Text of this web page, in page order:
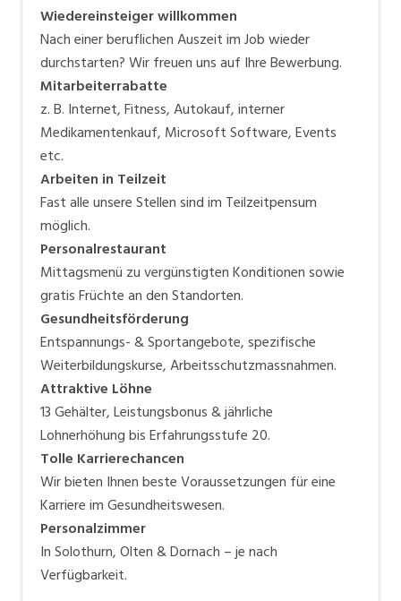
Wiedereinsteiger willkommen
Nach einer beruflichen Auszeit im Job wieder
durchstarten? Wir freuen uns auf Ihre Bewerbung.
Mitarbeiterrabatte
z. B. Internet, Fitness, Autokauf, interner
Medikamentenkauf, Microsoft Software, Events
etc.
Arbeiten in Teilzeit
Fast alle unsere Stellen sind im Teilzeitpensum
möglich.
Personalrestaurant
Mittagsmenü zu vergünstigten Konditionen sowie
gratis Früchte an den Standorten.
Gesundheitsförderung
Entspannungs- & Sportangebote, spezifische
Weiterbildungskurse, Arbeitsschutzmassnahmen.
Attraktive Löhne
13 Gehälter, Leistungsbonus & jährliche
Lohnerhöhung bis Erfahrungsstufe 20.
Tolle Karrierechancen
Wir bieten Ihnen beste Voraussetzungen für eine
Karriere im Gesundheitswesen.
Personalzimmer
In Solothurn, Olten & Dornach – je nach
Verfügbarkeit.